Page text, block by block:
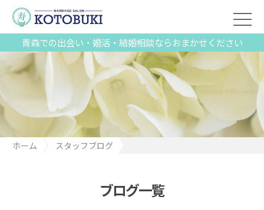
青森での出会い・婚活・結婚相談ならおまかせください
ホーム
スタッフブログ
ブログ一覧